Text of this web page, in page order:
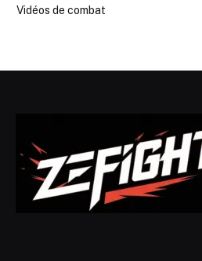
Vidéos de combat